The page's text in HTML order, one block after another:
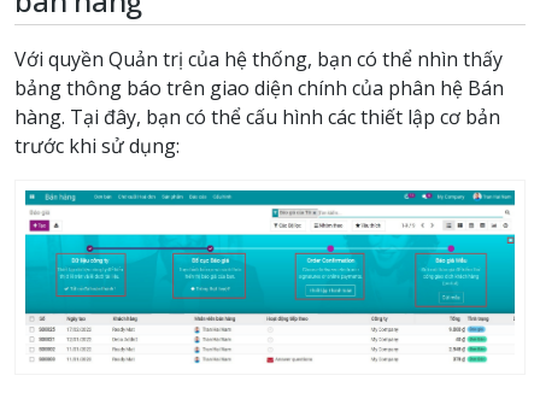
Với quyền Quản trị của hệ thống, bạn có thể nhìn thấy
bảng thông báo trên giao diện chính của phân hệ Bán
hàng. Tại đây, bạn có thể cấu hình các thiết lập cơ bản
trước khi sử dụng: